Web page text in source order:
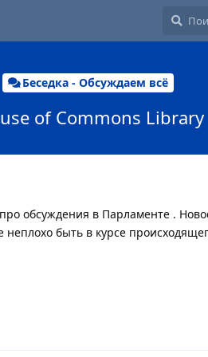
Беседка - Обсуждаем всё
of Commons Library
обсуждения в Парламенте .
быть в курсе